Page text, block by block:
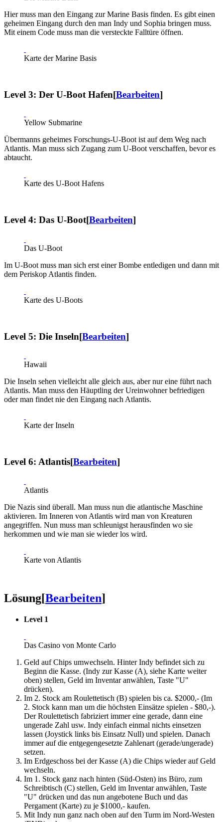
Hier muss man den Eingang zur Marine Basis finden. Es gibt einen
geheimen Eingang durch den man Indy und Sophia bringen muss.
Mit einem Code muss man die versteckte Falltüre öffnen.
Karte der Marine Basis
Level 3: Der U-Boot Hafen[Bearbeiten]
Yellow Submarine
Übermanns geheimes Forschungs-U-Boot ist auf dem Weg nach
Atlantis. Man muss sich Zugang zum U-Boot verschaffen, bevor es
abtaucht.
Karte des U-Boot Hafens
Level 4: Das U-Boot[Bearbeiten]
Das U-Boot
Im U-Boot muss man sich erst einer Bombe entledigen und dann mit
dem Periskop Atlantis finden.
Karte des U-Boots
Level 5: Die Inseln[Bearbeiten]
Hawaii
Die Inseln sehen vielleicht alle gleich aus, aber nur eine führt nach
Atlantis. Man muss den Häuptling der Ureinwohner befriedigen
oder man findet nie den Eingang nach Atlantis.
Karte der Inseln
Level 6: Atlantis[Bearbeiten]
Atlantis
Die Nazis sind überall. Man muss nun die atlantische Maschine
aktivieren. Im Inneren von Atlantis wird man von Kreaturen
angegriffen. Nun muss man schleunigst herausfinden wo sie
herkommen und wie man sie wieder los wird.
Karte von Atlantis
Lösung[Bearbeiten]
Level 1
Das Casino von Monte Carlo
Geld auf Chips umwechseln. Hinter Indy befindet sich zu
Beginn die Kasse. (Indy zur Kasse (A), siehe Karte weiter
oben) stellen, Geld im Inventar anwählen, Taste "U"
drücken).
Im 2. Stock am Roulettetisch (B) spielen bis ca. $2000,- (Im
2. Stock kann man um die höchsten Einsätze spielen - $80,-).
Der Roulettetisch fabriziert immer eine gerade, dann eine
ungerade Zahl usw. Indy einfach einmal nichts einsetzen
lassen (Joystick links bis Einsatz Null) und spielen. Danach
immer auf die entgegengesetzte Zahlenart (gerade/ungerade)
setzen.
Im Erdgeschoss bei der Kasse (A) die Chips wieder auf Geld
wechseln.
Im 1. Stock ganz nach hinten (Süd-Osten) ins Büro, zum
Schreibtisch (C) stellen, Geld im Inventar anwählen, Taste
"U" drücken und das nun angebotene Buch und das
Pergament (Karte) zu je $1000,- kaufen.
Mit Indy nun ganz nach oben auf den Turm im Nord-Westen